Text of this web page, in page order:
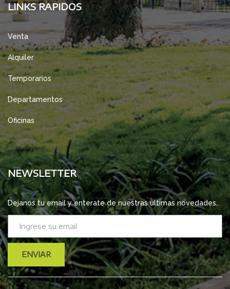
LINKS RAPIDOS
Venta
Alquiler
Temporarios
Departamentos
Oficinas
NEWSLETTER
Dejanos tu email y enterate de nuestras ultimas novedades.
ENVIAR